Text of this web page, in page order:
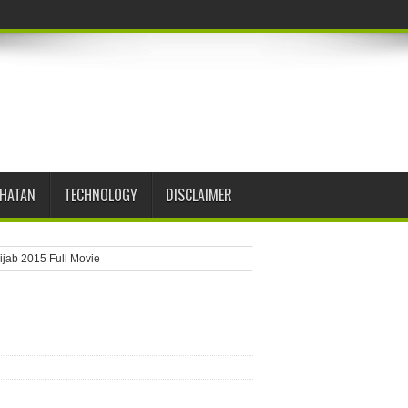
TECHNOLOGY DISCLAIMER
2015 Full Movie